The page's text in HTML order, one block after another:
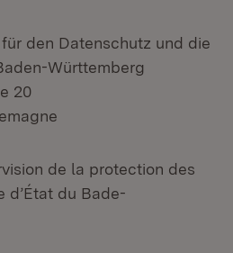
den Datenschutz und die
Württemberg
20
de la protection des
d’État du Bade-